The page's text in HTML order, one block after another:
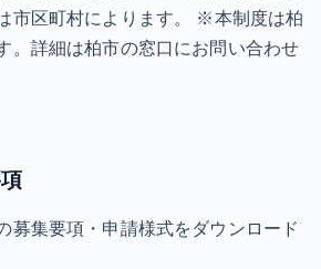
市区町村によります。 ※本制度は柏
。詳細は柏市の窓口にお問い合わせ
募集要項・申請様式をダウンロード